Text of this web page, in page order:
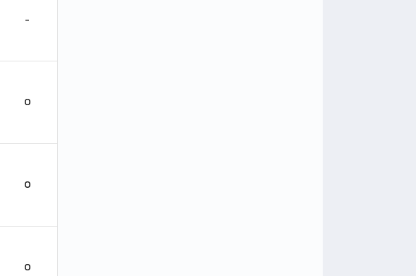
-
0
0
0